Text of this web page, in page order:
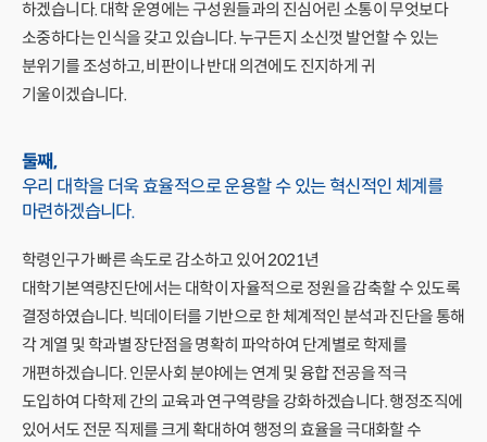
하겠습니다. 대학 운영에는 구성원들과의 진심어린 소통이 무엇보다
소중하다는 인식을 갖고 있습니다. 누구든지 소신껏 발언할 수 있는
분위기를 조성하고, 비판이나 반대 의견에도 진지하게 귀
기울이겠습니다.
둘째,
우리 대학을 더욱 효율적으로 운용할 수 있는혁신적인 체계를
마련하겠습니다.
학령인구가 빠른 속도로 감소하고 있어 2021년
대학기본역량진단에서는 대학이 자율적으로 정원을 감축할 수 있도록
결정하였습니다. 빅데이터를 기반으로 한 체계적인 분석과 진단을 통해
각 계열 및 학과별 장단점을 명확히 파악하여 단계별로 학제를
개편하겠습니다. 인문사회 분야에는 연계 및 융합 전공을 적극
도입하여 다학제 간의 교육과 연구역량을 강화하겠습니다. 행정조직에
있어서도 전문 직제를 크게 확대하여 행정의 효율을 극대화할 수